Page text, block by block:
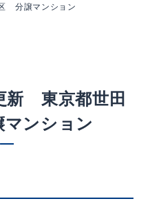
分譲マンション
新 東京都世田
ンション